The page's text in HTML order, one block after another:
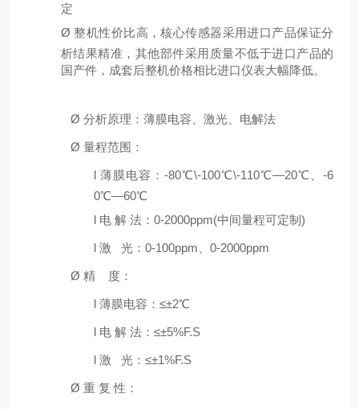
定
Ø整机性价比高，核心传感器采用进口产品保证分
析结果精准，其他部件采用质量不低于进口产品的
国产件，成套后整机价格相比进口仪表大幅降低。
Ø 分析原理：薄膜电容、激光、电解法
Ø 量程范围：
l 薄膜电容：-80℃\-100℃\-110℃—20℃、-6
0℃—60℃
l 电 解 法：0-2000ppm(中间量程可定制)
l 激 光：0-100ppm、0-2000ppm
Ø 精 度：
l 薄膜电容：≤±2℃
l 电 解 法：≤±5%F.S
l 激 光：≤±1%F.S
Ø 重 复 性：